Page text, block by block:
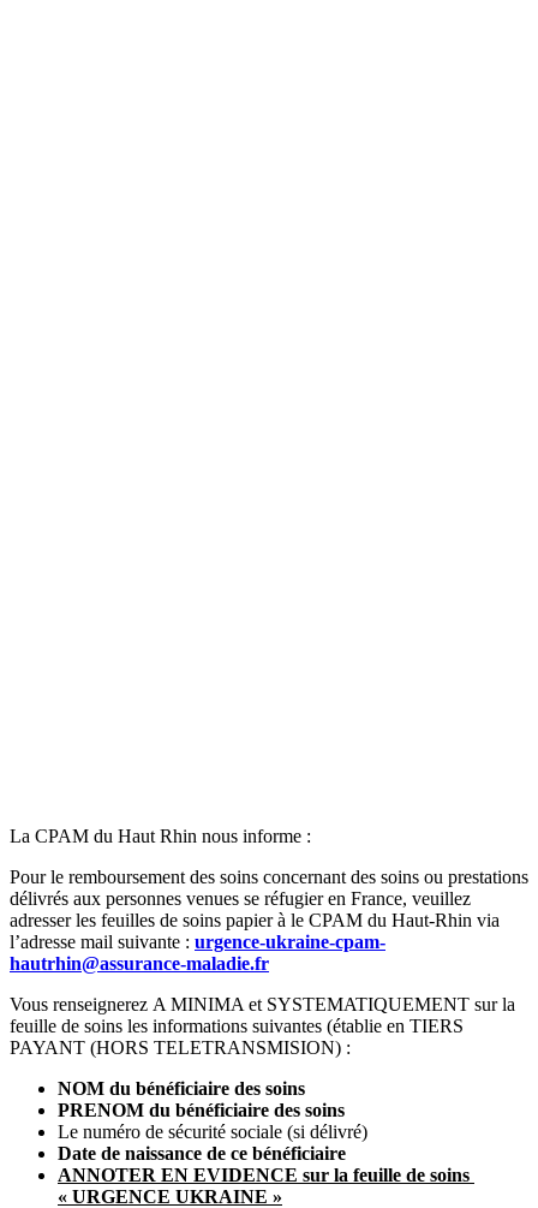
La CPAM du Haut Rhin nous informe :
Pour le remboursement des soins concernant des soins ou prestations
délivrés aux personnes venues se réfugier en France, veuillez
adresser les feuilles de soins papier à le CPAM du Haut-Rhin via
l’adresse mail suivante : urgence-ukraine-cpam-
hautrhin@assurance-maladie.fr
Vous renseignerez A MINIMA et SYSTEMATIQUEMENT sur la
feuille de soins les informations suivantes (établie en TIERS
PAYANT (HORS TELETRANSMISION) :
NOM du bénéficiaire des soins
PRENOM du bénéficiaire des soins
Le numéro de sécurité sociale (si délivré)
Date de naissance de ce bénéficiaire
ANNOTER EN EVIDENCE sur la feuille de soins
« URGENCE UKRAINE »